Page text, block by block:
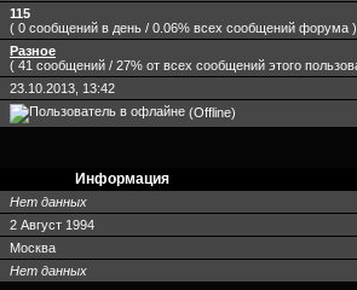
115
( 0 сообщений в день / 0.06% всех сообщений форума )
Разное
( 41 сообщений / 27% от всех сообщений этого
23.10.2013, 13:42
(Offline)
Информация
Нет данных
2 Август 1994
Москва
Нет данных